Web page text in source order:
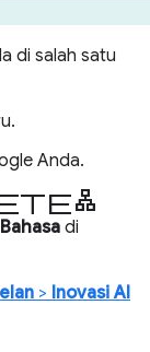
di salah satu
Anda.
Bahasa di
> Inovasi AI